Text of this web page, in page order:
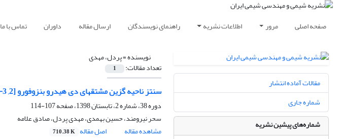
صفحه اصلی مرور اطلاعات نشریه راهنمای نویسندگان ارسال مقاله داوران تماس با ما
نویسنده =پردل، مهدی
تعداد مقالات: 1
سنتز ناحیه گزین مشتقهای دی هیدرو بنزوفورو [b-3 ,2] بنزوفوران از واکنش فنولها و گلی اُکسال با استفاده از یک مایع یونی اسید برونستد
دوره 38، شماره 2، تابستان 1398، صفحه
107-114
سحر نیرومند، حسین بهمدی، مهدی پردل، صادق علامه
مشاهده مقاله
اصل مقاله 710.38 K
مقالات آماده انتشار
شماره جاری
شماره‌های پیشین نشریه